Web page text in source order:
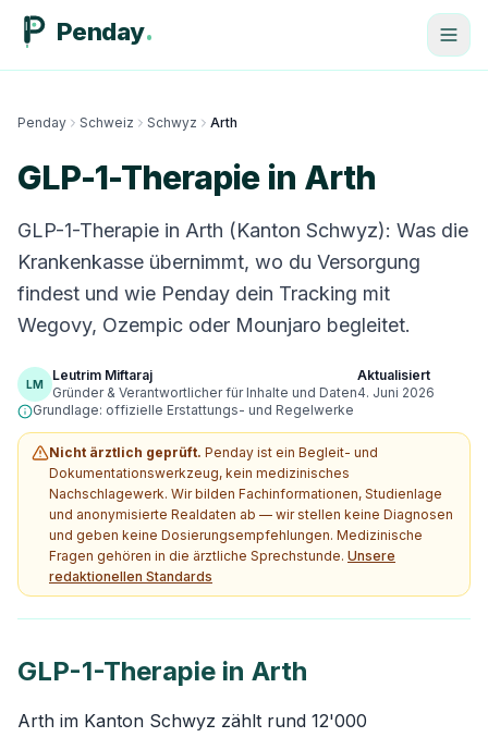
Penday
Penday Schweiz Schwyz Arth
GLP-1-Therapie in Arth
GLP-1-Therapie in Arth (Kanton Schwyz): Was die
Krankenkasse übernimmt, wo du Versorgung
findest und wie Penday dein Tracking mit
Wegovy, Ozempic oder Mounjaro begleitet.
LM
Leutrim Miftaraj
Gründer & Verantwortlicher für Inhalte und Daten
Aktualisiert
4. Juni 2026
Grundlage: offizielle Erstattungs- und Regelwerke
Nicht ärztlich geprüft. Penday ist ein Begleit- und
Dokumentationswerkzeug, kein medizinisches
Nachschlagewerk. Wir bilden Fachinformationen, Studienlage
und anonymisierte Realdaten ab — wir stellen keine Diagnosen
und geben keine Dosierungsempfehlungen. Medizinische
Fragen gehören in die ärztliche Sprechstunde. Unsere
redaktionellen Standards
GLP-1-Therapie in Arth
Arth im Kanton Schwyz zählt rund 12'000